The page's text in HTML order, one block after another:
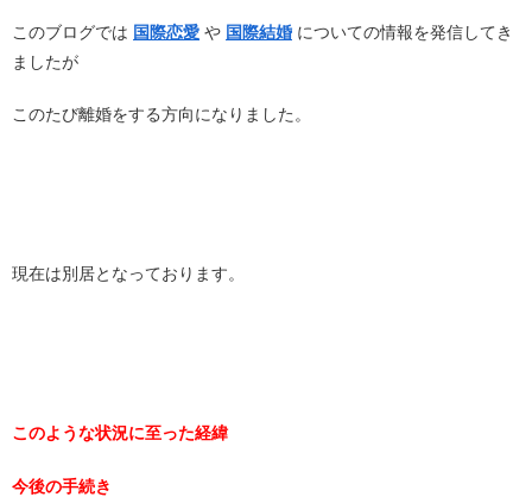
このブログでは 国際恋愛 や 国際結婚 についての情報を発信してき
ましたが
このたび離婚をする方向になりました。
現在は別居となっております。
このような状況に至った経緯
今後の手続き